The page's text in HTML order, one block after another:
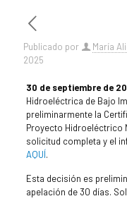
Publicado por María
2025
30 de septiembre de
Hidroeléctrica de Bajo
preliminarmente la
Proyecto Hidroeléctrico
solicitud completa y el
AQUÍ.
Esta decisión es
apelación de 30 días.